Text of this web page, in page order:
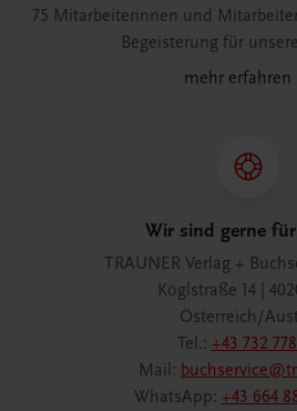
75 Mitarbeiterinnen und
Begeisterung für
mehr erfahren
Wir sind gerne
TRAUNER Verlag +
Köglstraße 14 |
Österreich/
Tel.: +43 732
Mail:
WhatsApp: +43 664